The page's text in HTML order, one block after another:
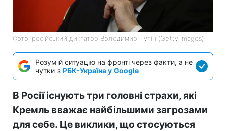
Фото: російський диктатор Володимир Путін (Getty Images)
Розумій ситуацію на фронті через факти, а не
чутки з РБК-Україна у Google
В Росії існують три головні страхи, які
Кремль вважає найбільшими загрозами
для себе. Це виклики, що стосуються